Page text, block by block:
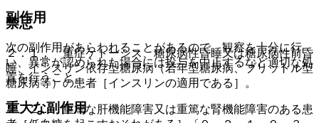
禁忌
２．１． 重症ケトーシス、糖尿病性昏睡又は糖尿病性前昏
睡、インスリン依存型糖尿病（若年型糖尿病、ブリットル型
糖尿病等）の患者［インスリンの適用である］。
２．２． 重篤な肝機能障害又は重篤な腎機能障害のある患
副作用
次の副作用があらわれることがあるので、観察を十分に行
い、異常が認められた場合には投与を中止するなど適切な処
置を行うこと。
重大な副作用